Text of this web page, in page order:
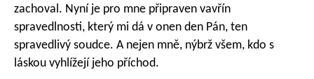
zachoval. Nyní je pro mne připraven vavřín
spravedlnosti, který mi dá v onen den Pán, ten
spravedlivý soudce. A nejen mně, nýbrž všem, kdo s
láskou vyhlížejí jeho příchod.